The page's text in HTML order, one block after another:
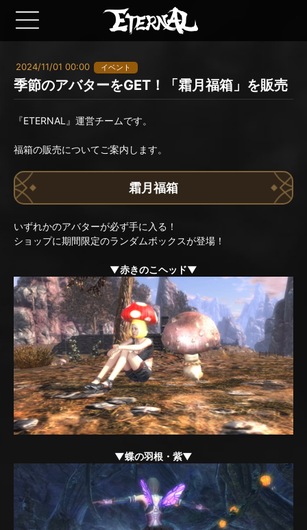
2024/11/01 00:00 イベント
季節のアバターをGET！「霜月福箱」を販売
『ETERNAL』運営チームです。
福箱の販売についてご案内します。
霜月福箱
いずれかのアバターが必ず手に入る！
ショップに期間限定のランダムボックスが登場！
▼赤きのこヘッド▼
▼蝶の羽根・紫▼